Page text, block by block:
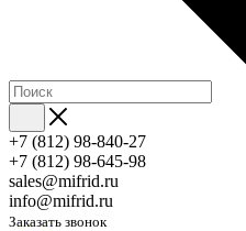
+7 (812) 98-840-27
+7 (812) 98-645-98
sales@mifrid.ru
info@mifrid.ru
Заказать звонок